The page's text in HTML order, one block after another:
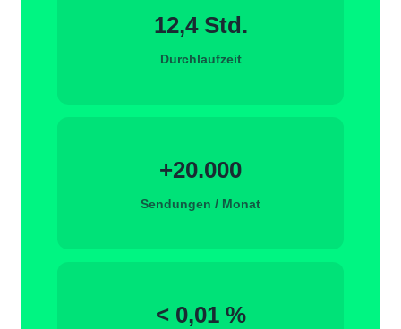
12,4 Std.
Durchlaufzeit
+20.000
Sendungen / Monat
< 0,01 %